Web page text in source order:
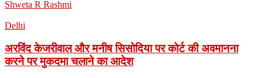
Shweta R Rashmi
Delhi
अरविंद केजरीवाल और मनीष सिसोदिया पर कोर्ट की अवमानना
करने पर मुकदमा चलाने का आदेश